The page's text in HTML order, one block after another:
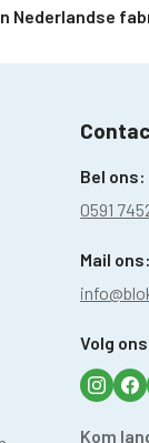
Nederlandse
Bel ons:
0591
Mail ons:
Volg
Kom